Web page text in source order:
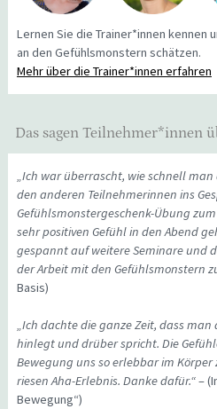
Lernen Sie die Trainer*innen kennen
an den Gefühlsmonstern schätzen.
Mehr über die Trainer*innen erfahren
Das sagen Teilnehmer*innen
„Ich war überrascht, wie schnell
den anderen Teilnehmerinnen ins
Gefühlsmonstergeschenk-Übung
sehr positiven Gefühl in den Abend
gespannt auf weitere Seminare und
der Arbeit mit den Gefühlsmonstern
Basis)
„Ich dachte die ganze Zeit, dass
hinlegt und drüber spricht. Die
Bewegung uns so erlebbar im
riesen Aha-Erlebnis. Danke dafür.“–
Bewegung“)